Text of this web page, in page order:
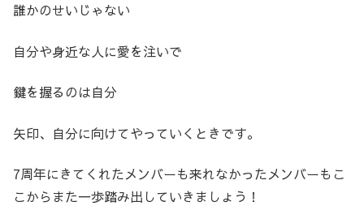
誰かのせいじゃない
自分や身近な人に愛を注いで
鍵を握るのは自分
矢印、自分に向けてやっていくときです。
7周年にきてくれたメンバーも来れなかったメンバーもこ
こからまた一歩踏み出していきましょう！